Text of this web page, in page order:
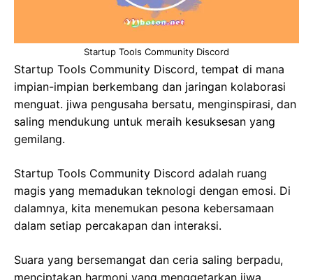
Startup Tools Community Discord
Startup Tools Community Discord, tempat di mana
impian-impian berkembang dan jaringan kolaborasi
menguat. jiwa pengusaha bersatu, menginspirasi, dan
saling mendukung untuk meraih kesuksesan yang
gemilang.
Startup Tools Community Discord adalah ruang
magis yang memadukan teknologi dengan emosi. Di
dalamnya, kita menemukan pesona kebersamaan
dalam setiap percakapan dan interaksi.
Suara yang bersemangat dan ceria saling berpadu,